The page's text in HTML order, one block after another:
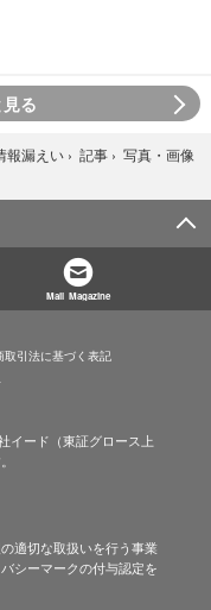
る
報漏えい › 記事 › 写真・画像
Mail Magazine
取引法に基づく表記
イード（東証グロース上
適切な取扱いを行う事業
シーマークの付与認定を